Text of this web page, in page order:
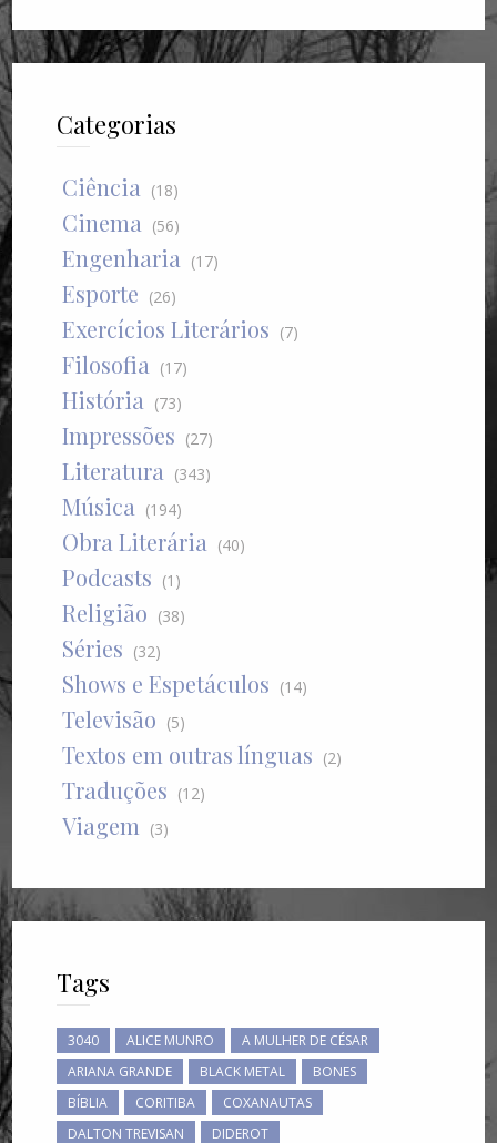
Categorias
Ciência (18)
Cinema (56)
Engenharia (17)
Esporte (26)
Exercícios Literários (7)
Filosofia (17)
História (73)
Impressões (27)
Literatura (343)
Música (194)
Obra Literária (40)
Podcasts (1)
Religião (38)
Séries (32)
Shows e Espetáculos (14)
Televisão (5)
Textos em outras línguas (2)
Traduções (12)
Viagem (3)
Tags
3040 ALICE MUNRO
A MULHER DE CÉSAR
ARIANA GRANDE
BLACK METAL
BONES
BÍBLIA
CORITIBA
COXANAUTAS
DALTON TREVISAN
DIDEROT